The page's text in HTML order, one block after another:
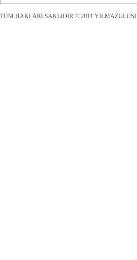
TÜM HAKLARI SAKLIDIR © 2011